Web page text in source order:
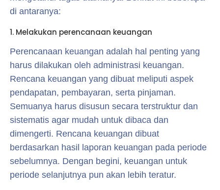
di antaranya:
1. Melakukan perencanaan keuangan
Perencanaan keuangan adalah hal penting yang
harus dilakukan oleh administrasi keuangan.
Rencana keuangan yang dibuat meliputi aspek
pendapatan, pembayaran, serta pinjaman.
Semuanya harus disusun secara terstruktur dan
sistematis agar mudah untuk dibaca dan
dimengerti. Rencana keuangan dibuat
berdasarkan hasil laporan keuangan pada periode
sebelumnya. Dengan begini, keuangan untuk
periode selanjutnya pun akan lebih teratur.